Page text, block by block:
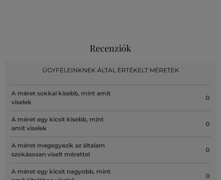
Recenziók
ÜGYFELEINKNEK ÁLTAL ÉRTÉKELT MÉRETEK
A méret sokkal kisebb, mint amit
viselek
0
A méret egy kicsit kisebb, mint
amit viselek
0
A méret megegyezik az általam
szokásosan viselt mérettel
0
A méret egy kicsit nagyobb, mint
0